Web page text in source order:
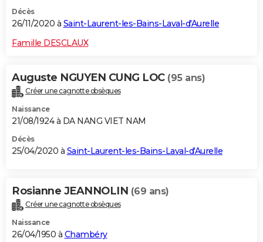
Décès
26/11/2020 à Saint-Laurent-les-Bains-Laval-d'Aurelle
Famille DESCLAUX
Auguste NGUYEN CUNG LOC (95 ans)
Créer une cagnotte obsèques
Naissance
21/08/1924 à DA NANG VIET NAM
Décès
25/04/2020 à Saint-Laurent-les-Bains-Laval-d'Aurelle
Rosianne JEANNOLIN (69 ans)
Créer une cagnotte obsèques
Naissance
26/04/1950 à Chambéry